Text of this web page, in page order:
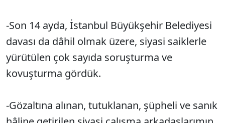
-Son 14 ayda, İstanbul Büyükşehir Belediyesi
davası da dâhil olmak üzere, siyasi saiklerle
yürütülen çok sayıda soruşturma ve
kovuşturma gördük.
-Gözaltına alınan, tutuklanan, şüpheli ve sanık